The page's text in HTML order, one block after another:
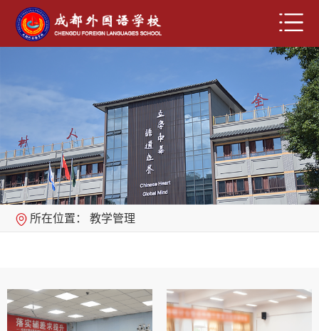
所在位置： 教学管理